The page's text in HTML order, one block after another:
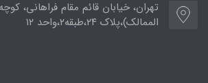
تهران، خیابان قائم مقام فراهانی،
الممالک)،پلاک ۲۴،طبقه۲،واحد ۱۲